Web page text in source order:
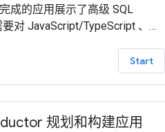
成的应用展示了高级 SQL
对 JavaScript/TypeScript 、
使用高级功能。 （选择
Start
规划和构建应用